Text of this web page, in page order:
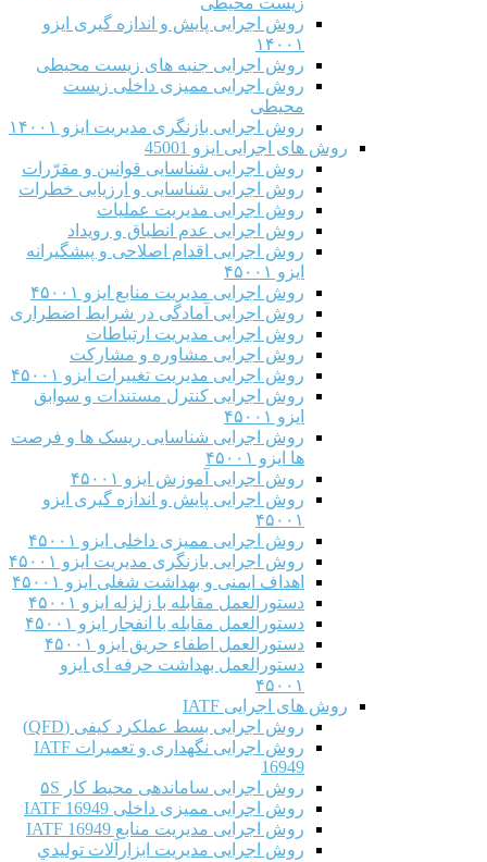
روش اجرایی پایش و اندازه گیری ایزو
۱۴۰۰۱
روش اجرایی جنبه های زیست محیطی
روش اجرایی ممیزی داخلی زیست
محیطی
روش اجرایی بازنگری مدیریت ایزو ۱۴۰۰۱
روش های اجرایی ایزو 45001
روش اجرایی شناسایی قوانین و مقرّرات
روش اجرایی شناسایی و ارزیابی خطرات
روش اجرایی مدیریت عملیات
روش اجرایی عدم انطباق و رویداد
روش اجرایی اقدام اصلاحی و پیشگیرانه
ایزو ۴۵۰۰۱
روش اجرایی مدیریت منابع ایزو ۴۵۰۰۱
روش اجرایی آمادگی در شرایط اضطراری
روش اجرایی مدیریت ارتباطات
روش اجرایی مشاوره و مشارکت
روش اجرایی مدیریت تغییرات ایزو ۴۵۰۰۱
روش اجرایی کنترل مستندات و سوابق
ایزو ۴۵۰۰۱
روش اجرایی شناسایی ریسک ها و فرصت
ها ایزو ۴۵۰۰۱
روش اجرایی آموزش ایزو ۴۵۰۰۱
روش اجرایی پایش و اندازه گیری ایزو
۴۵۰۰۱
روش اجرایی ممیزی داخلی ایزو ۴۵۰۰۱
روش اجرایی بازنگری مدیریت ایزو ۴۵۰۰۱
اهداف ایمنی و بهداشت شغلی ایزو ۴۵۰۰۱
دستورالعمل مقابله با زلزله ایزو ۴۵۰۰۱
دستورالعمل مقابله با انفجار ایزو ۴۵۰۰۱
دستورالعمل اطفاء حریق ایزو ۴۵۰۰۱
دستورالعمل بهداشت حرفه ای ایزو
۴۵۰۰۱
روش های اجرایی IATF
روش اجرایی بسط عملکرد کیفی (QFD)
روش اجرایی نگهداری و تعمیرات IATF
16949
روش اجرایی ساماندهی محیط کار ۵S
روش اجرایی ممیزی داخلی IATF 16949
روش اجرایی مدیریت منابع IATF 16949
روش اجرایی مديريت ابزارآلات توليدي